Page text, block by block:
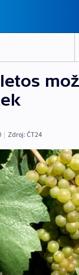
| Zdroj: ČT24